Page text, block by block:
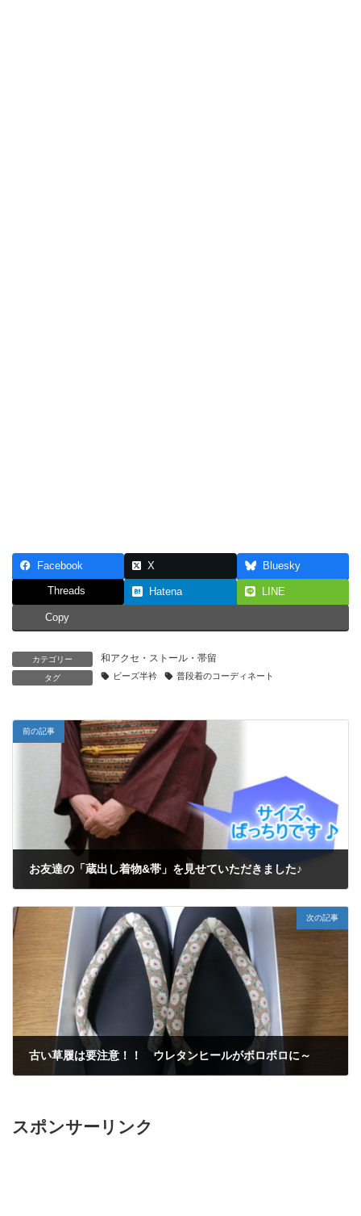
Facebook X Bluesky
Threads Hatena LINE
Copy
カテゴリー 和アクセ・ストール・帯留
タグ ビーズ半衿 普段着のコーディネート
前の記事
お友達の「蔵出し着物&帯」を見せていただきました♪
次の記事
古い草履は要注意！！ ウレタンヒールがボロボロに～
スポンサーリンク